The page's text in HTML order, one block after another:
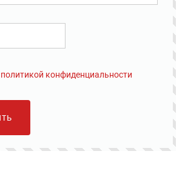
политикой конфиденциальности